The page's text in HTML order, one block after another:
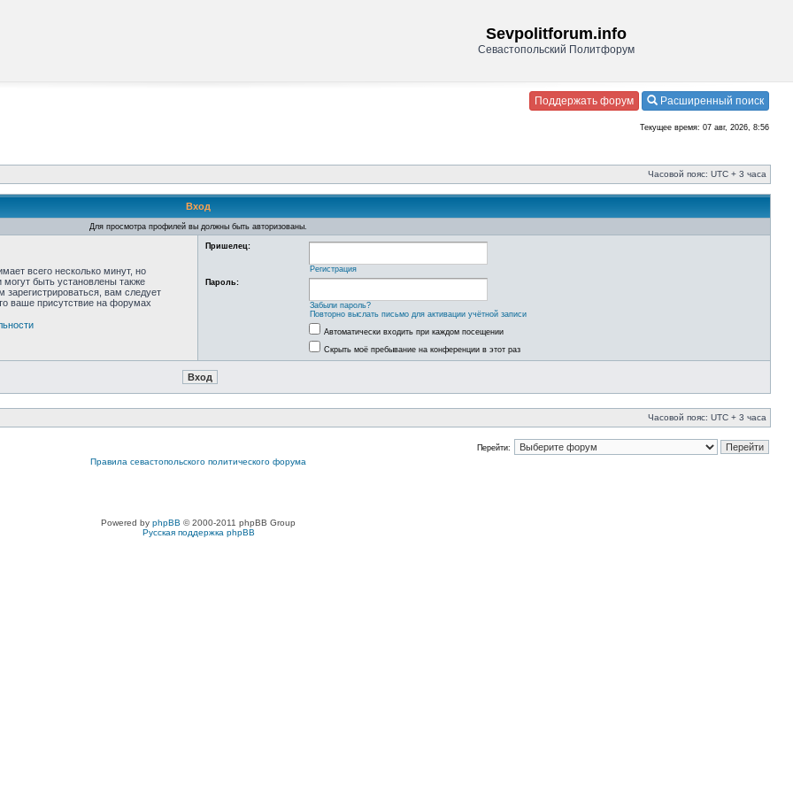
Sevpolitforum.info
Севастопольский Политфорум
Поддержать форум Расширенный поиск
Текущее время: 07 авг, 2026, 8:56
Часовой пояс: UTC + 3 часа
Вход
Для просмотра профилей вы должны быть авторизованы.
всего несколько минут, но
быть установлены также
зарегистрироваться, вам следует
ваше присутствие на форумах
Пришелец:
Регистрация
Пароль:
Забыли пароль?
Повторно выслать письмо для активации учётной записи
Автоматически входить при каждом посещении
Скрыть моё пребывание на конференции в этот раз
Часовой пояс: UTC + 3 часа
Перейти:
Правила севастопольского политического форума
Powered by phpBB © 2000-2011 phpBB Group
Русская поддержка phpBB